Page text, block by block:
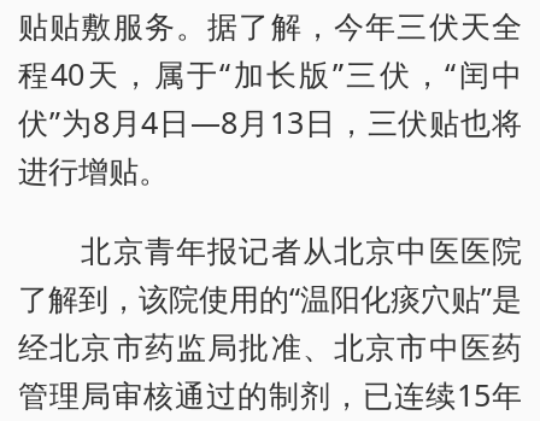
贴贴敷服务。据了解，今年三伏天全
程40天，属于“加长版”三伏，“闰中
伏”为8月4日—8月13日，三伏贴也将
进行增贴。
北京青年报记者从北京中医医院
了解到，该院使用的“温阳化痰穴贴”是
经北京市药监局批准、北京市中医药
管理局审核通过的制剂，已连续15年